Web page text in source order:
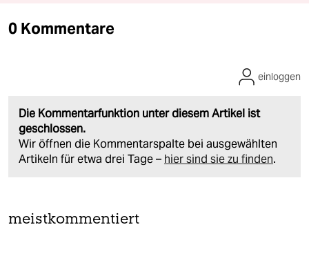
0 Kommentare
Die Kommentarfunktion unter diesem Artikel ist
geschlossen.
Wir öffnen die Kommentarspalte bei ausgewählten
Artikeln für etwa drei Tage – hier sind sie zu finden.
einloggen
meistkommentiert